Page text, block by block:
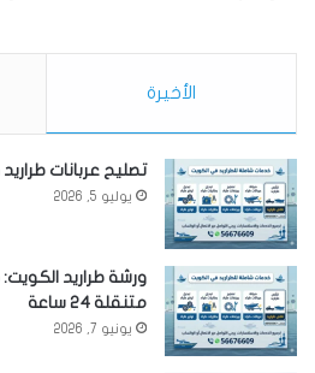
الأخيرة
تصليح عربانات طراريد في
يوليو 5, 2026
ورشة طراريد
متنقلة 24 ساعة
يونيو 7, 2026